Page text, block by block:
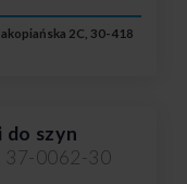
2C, 30-418
do szyn
37-0062-30